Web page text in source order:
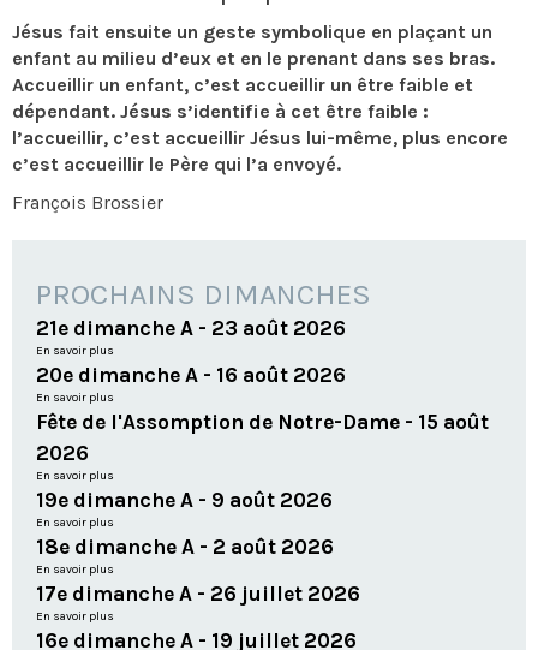
Jésus fait ensuite un geste symbolique en plaçant un
enfant au milieu d’eux et en le prenant dans ses bras.
Accueillir un enfant, c’est accueillir un être faible et
dépendant. Jésus s’identifie à cet être faible :
l’accueillir, c’est accueillir Jésus lui-même, plus encore
c’est accueillir le Père qui l’a envoyé.
François Brossier
PROCHAINS DIMANCHES
21e dimanche A - 23 août 2026
En savoir plus
20e dimanche A - 16 août 2026
En savoir plus
Fête de l'Assomption de Notre-Dame - 15 août
2026
En savoir plus
19e dimanche A - 9 août 2026
En savoir plus
18e dimanche A - 2 août 2026
En savoir plus
17e dimanche A - 26 juillet 2026
En savoir plus
16e dimanche A - 19 juillet 2026